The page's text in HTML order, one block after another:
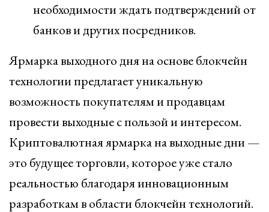
необходимости ждать подтверждений от
банков и других посредников.
Ярмарка выходного дня на основе блокчейн
технологии предлагает уникальную
возможность покупателям и продавцам
провести выходные с пользой и интересом.
Криптовалютная ярмарка на выходные дни —
это будущее торговли, которое уже стало
реальностью благодаря инновационным
разработкам в области блокчейн технологий.